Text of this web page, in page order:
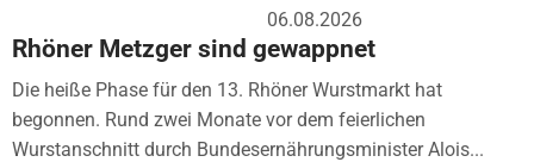
06.08.2026
Rhöner Metzger sind gewappnet
Die heiße Phase für den 13. Rhöner Wurstmarkt hat
begonnen. Rund zwei Monate vor dem feierlichen
Wurstanschnitt durch Bundesernährungsminister Alois...